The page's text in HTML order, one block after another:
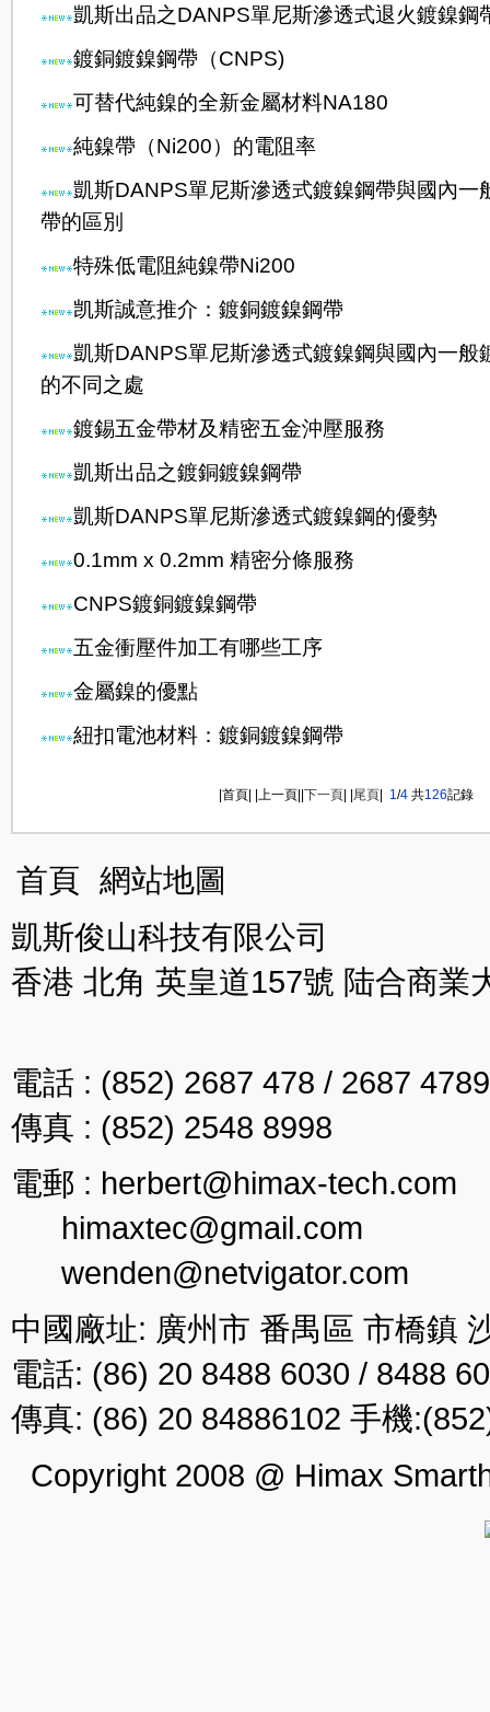
凱斯出品之DANPS單尼斯滲透式退火鍍鎳鋼
鍍銅鍍鎳鋼帶（CNPS)
可替代純鎳的全新金屬材料NA180
純鎳帶（Ni200）的電阻率
凱斯DANPS單尼斯滲透式鍍鎳鋼帶與國內一
帶的區別
特殊低電阻純鎳帶Ni200
凯斯誠意推介：鍍銅鍍鎳鋼帶
凱斯DANPS單尼斯滲透式鍍鎳鋼與國內一般
的不同之處
鍍錫五金帶材及精密五金沖壓服務
凱斯出品之鍍銅鍍鎳鋼帶
凱斯DANPS單尼斯滲透式鍍鎳鋼的優勢
0.1mm x 0.2mm 精密分條服務
CNPS鍍銅鍍鎳鋼帶
五金衝壓件加工有哪些工序
金屬鎳的優點
紐扣電池材料：鍍銅鍍鎳鋼帶
|首頁| |上一頁||下一頁 尾頁 1/4 共126記錄
首頁 網站地圖
凱斯俊山科技有限公司
香港 北角 英皇道157號 陆合商業
電話 : (852) 2687 478 / 2687
傳真 : (852) 2548 8998
電郵 : herbert@himax-tech.com
himaxtec@gmail.com
wenden@netvigator.com
中國廠址: 廣州市 番禺區 市橋鎮
電話: (86) 20 8488 6030 / 8488
傳真: (86) 20 84886102 手機
Copyright 2008 @ Himax